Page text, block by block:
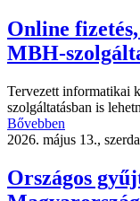
Online
MBH-
Tervezett informatikai
szolgáltatásban is
Bővebben
2026. május 13.,
Országos